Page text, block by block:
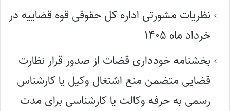
نظریات مشورتی اداره کل حقوقی قوه قضاییه در
خرداد ماه ۱۴۰۵
بخشنامه خودداری قضات از صدور قرار نظارت
قضایی متضمن منع اشتغال وکیل یا کارشناس
رسمی به حرفه وکالت یا کارشناسی برای مدت